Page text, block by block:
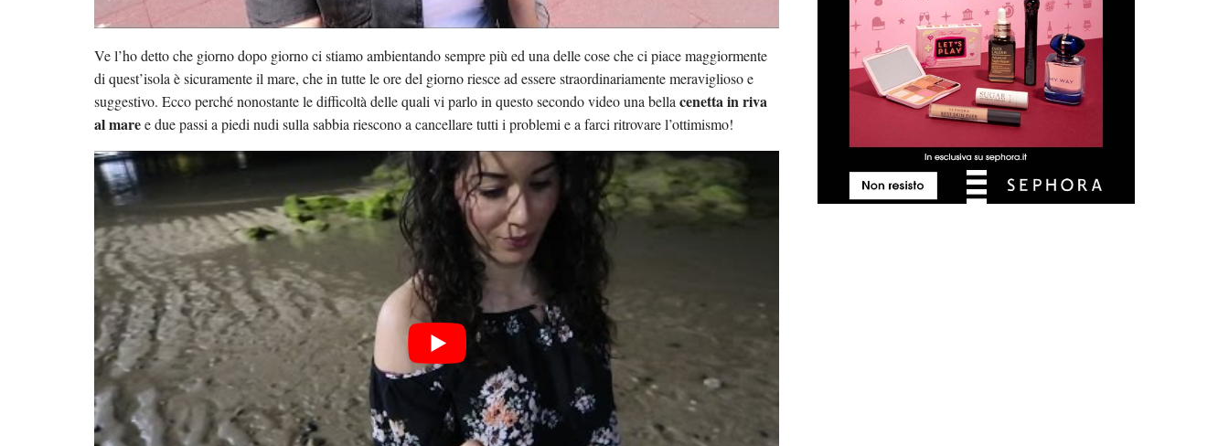
Ve l’ho detto che giorno dopo giorno ci stiamo ambientando sempre più ed una delle cose che ci piace maggiormente
di quest’isola è sicuramente il mare, che in tutte le ore del giorno riesce ad essere straordinariamente meraviglioso e
suggestivo. Ecco perché nonostante le difficoltà delle quali vi parlo in questo secondo video una bella cenetta in riva
al maree due passi a piedi nudi sulla sabbia riescono a cancellare tutti i problemi e a farci ritrovare l’ottimismo!